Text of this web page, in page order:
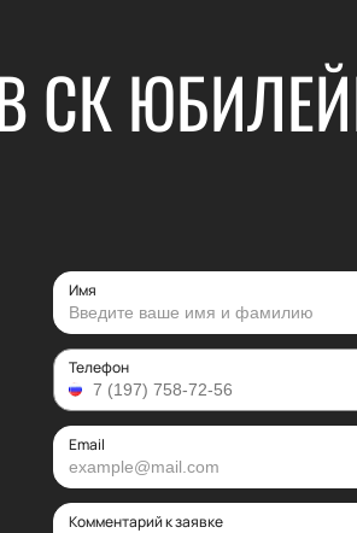
СК
Имя
Телефон
Email
Комментарий к заявке